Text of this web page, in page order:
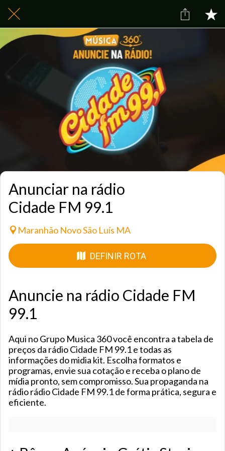
Anunciar na rádio
Cidade FM 99.1
Maranhão Novo São Luís MA
DEFINIR ROTA
Anuncie na rádio Cidade FM
99.1
Aqui no Grupo Musica 360 você encontra a tabela de
preços da rádio Cidade FM 99.1 e todas as
informações do midia kit. Escolha formatos e
programas, envie sua cotação e receba o plano de
mídia pronto, sem compromisso. Sua propaganda na
rádio rádio Cidade FM 99.1 de forma prática, segura e
eficiente.